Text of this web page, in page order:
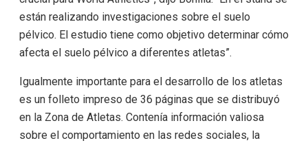
están realizando investigaciones sobre el suelo
pélvico. El estudio tiene como objetivo determinar cómo
afecta el suelo pélvico a diferentes atletas”.
Igualmente importante para el desarrollo de los atletas
es un folleto impreso de 36 páginas que se distribuyó
en la Zona de Atletas. Contenía información valiosa
sobre el comportamiento en las redes sociales, la